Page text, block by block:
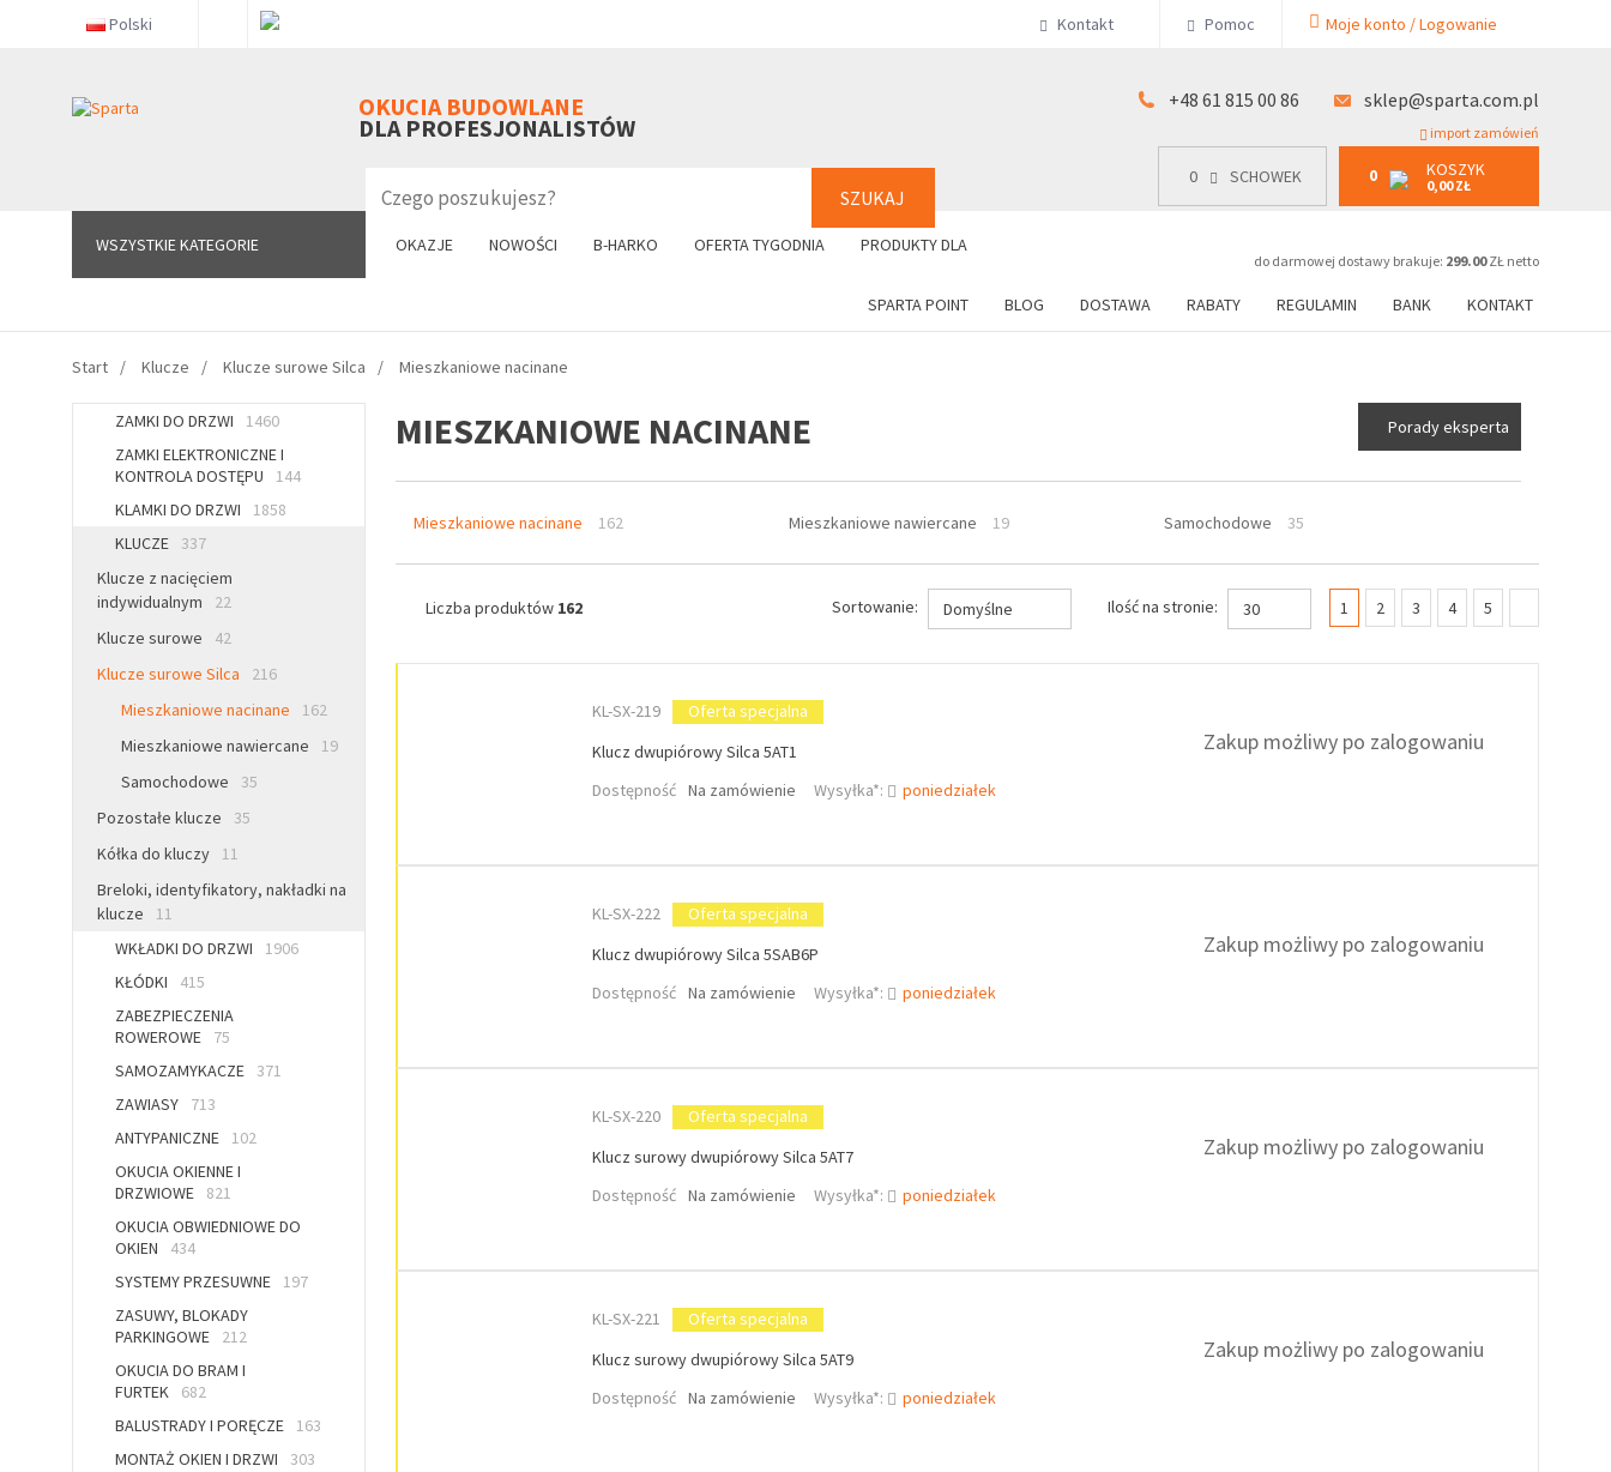
Polski Kontakt Pomoc Moje konto / Logowanie
OKUCIA BUDOWLANE
DLA PROFESJONALISTÓW
SZUKAJ
+48 61 815 00 86 sklep@sparta.com.pl
import zamówień
0 SCHOWEK 0 KOSZYK
0,00 ZŁ
do darmowej dostawy brakuje: 299.00ZŁ netto
WSZYSTKIE KATEGORIE OKAZJE NOWOŚCI B-HARKO OFERTA TYGODNIA PRODUKTY DLA
SPARTA POINT BLOG DOSTAWA RABATY REGULAMIN BANK KONTAKT
WSZYSTKIE KATEGORIE 0 SCHOWEK 0 KOSZYK
0,00 ZŁ
+48 61 815 00 86
Start Klucze Klucze surowe Silca Mieszkaniowe nacinane
ZAMKI DO DRZWI
1460
ZAMKI ELEKTRONICZNE I
KONTROLA DOSTĘPU
144
KLAMKI DO DRZWI
1858
KLUCZE
337
Klucze z nacięciem
indywidualnym
22
Klucze surowe
42
Klucze surowe Silca
216
Mieszkaniowe nacinane
162
Mieszkaniowe nawiercane
19
Samochodowe
35
Pozostałe klucze
35
Kółka do kluczy
11
Breloki, identyfikatory, nakładki na
klucze
11
WKŁADKI DO DRZWI
1906
KŁÓDKI
415
ZABEZPIECZENIA
ROWEROWE
75
SAMOZAMYKACZE
371
ZAWIASY
713
ANTYPANICZNE
102
OKUCIA OKIENNE I
DRZWIOWE
821
OKUCIA OBWIEDNIOWE DO
OKIEN
434
SYSTEMY PRZESUWNE
197
ZASUWY, BLOKADY
PARKINGOWE
212
OKUCIA DO BRAM I
FURTEK
682
BALUSTRADY I PORĘCZE
163
MONTAŻ OKIEN I DRZWI
303
MIESZKANIOWE NACINANE Porady eksperta
Mieszkaniowe nacinane 162 Mieszkaniowe nawiercane 19 Samochodowe 35
Liczba produktów 162 Sortowanie: Domyślne Ilość na stronie: 30 1 (current)
2 3 4 5
KL-SX-219
Oferta specjalna
Klucz dwupiórowy Silca 5AT1
Dostępność Na zamówienie Wysyłka*: poniedziałek
Zakup możliwy po zalogowaniu
KL-SX-222
Oferta specjalna
Klucz dwupiórowy Silca 5SAB6P
Dostępność Na zamówienie Wysyłka*: poniedziałek
Zakup możliwy po zalogowaniu
KL-SX-220
Oferta specjalna
Klucz surowy dwupiórowy Silca 5AT7
Dostępność Na zamówienie Wysyłka*: poniedziałek
Zakup możliwy po zalogowaniu
KL-SX-221
Oferta specjalna
Klucz surowy dwupiórowy Silca 5AT9
Dostępność Na zamówienie Wysyłka*: poniedziałek
Zakup możliwy po zalogowaniu